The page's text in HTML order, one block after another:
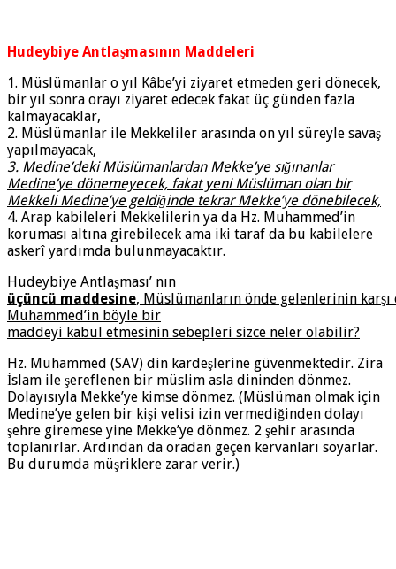
Hudeybiye Antlaşmasının Maddeleri
1. Müslümanlar o yıl Kâbe’yi ziyaret etmeden geri dönecek,
bir yıl sonra orayı ziyaret edecek fakat üç günden fazla
kalmayacaklar,
2. Müslümanlar ile Mekkeliler arasında on yıl süreyle savaş
yapılmayacak,
3. Medine’deki Müslümanlardan Mekke’ye sığınanlar
Medine’ye dönemeyecek, fakat yeni Müslüman olan bir
Mekkeli Medine’ye geldiğinde tekrar Mekke’ye dönebilecek,
4. Arap kabileleri Mekkelilerin ya da Hz. Muhammed’in
koruması altına girebilecek ama iki taraf da bu kabilelere
askerî yardımda bulunmayacaktır.
Hudeybiye Antlaşması’ nın
üçüncü maddesine, Müslümanların önde gelenlerinin karşı
Muhammed’in böyle bir
maddeyi kabul etmesinin sebepleri sizce neler olabilir?
Hz. Muhammed (SAV) din kardeşlerine güvenmektedir. Zira
İslam ile şereflenen bir müslim asla dininden dönmez.
Dolayısıyla Mekke’ye kimse dönmez. (Müslüman olmak için
Medine’ye gelen bir kişi velisi izin vermediğinden dolayı
şehre giremese yine Mekke’ye dönmez. 2 şehir arasında
toplanırlar. Ardından da oradan geçen kervanları soyarlar.
Bu durumda müşriklere zarar verir.)